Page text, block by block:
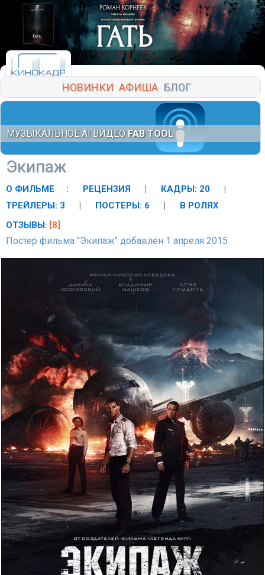
НОВИНКИ АФИША БЛОГ
МУЗЫКАЛЬНОЕ AI ВИДЕО FAB TOOL
Экипаж
О ФИЛЬМЕ : РЕЦЕНЗИЯ | КАДРЫ: 20
|
ТРЕЙЛЕРЫ: 3
| ПОСТЕРЫ: 6 |
В РОЛЯХ
ОТЗЫВЫ: [8]
Постер фильма "Экипаж" добавлен 1 апреля 2015